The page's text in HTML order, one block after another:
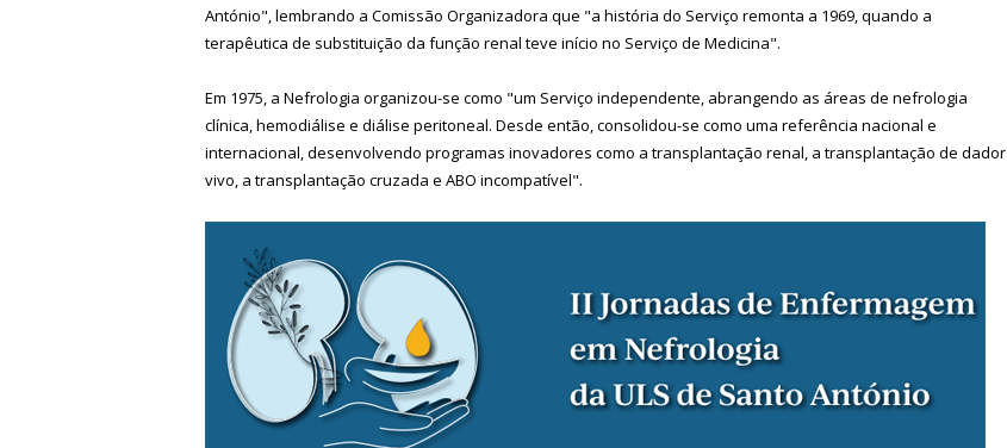
António", lembrando a Comissão Organizadora que "a história do Serviço remonta a 1969, quando a
terapêutica de substituição da função renal teve início no Serviço de Medicina".
Em 1975, a Nefrologia organizou-se como "um Serviço independente, abrangendo as áreas de nefrologia
clínica, hemodiálise e diálise peritoneal. Desde então, consolidou-se como uma referência nacional e
internacional, desenvolvendo programas inovadores como a transplantação renal, a transplantação de dador
vivo, a transplantação cruzada e ABO incompatível".